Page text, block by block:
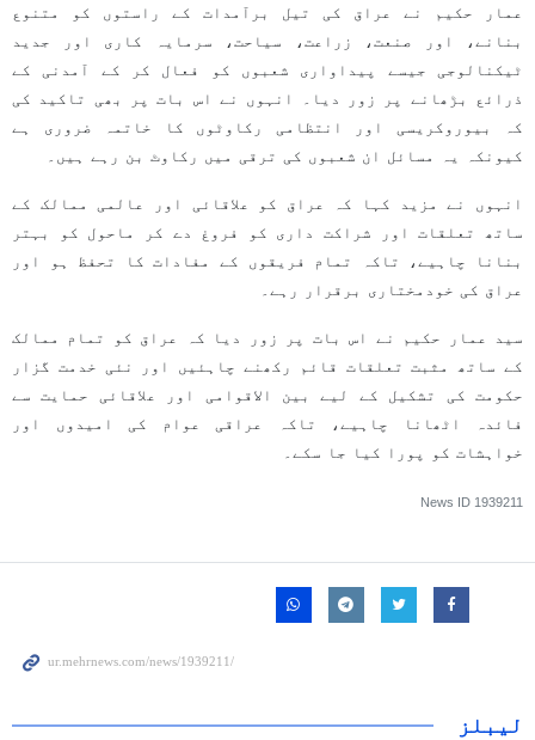
عمار حکیم نے عراق کی تیل برآمدات کے راستوں کو متنوع
بنانے، اور صنعت، زراعت، سیاحت، سرمایہ کاری اور جدید
ٹیکنالوجی جیسے پیداواری شعبوں کو فعال کر کے آمدنی کے
ذرائع بڑھانے پر زور دیا۔ انہوں نے اس بات پر بھی تاکید کی
کہ بیوروکریسی اور انتظامی رکاوٹوں کا خاتمہ ضروری ہے
کیونکہ یہ مسائل ان شعبوں کی ترقی میں رکاوٹ بن رہے ہیں۔
انہوں نے مزید کہا کہ عراق کو علاقائی اور عالمی ممالک کے
ساتھ تعلقات اور شراکت داری کو فروغ دے کر ماحول کو بہتر
بنانا چاہیے، تاکہ تمام فریقوں کے مفادات کا تحفظ ہو اور
عراق کی خودمختاری برقرار رہے۔
سید عمار حکیم نے اس بات پر زور دیا کہ عراق کو تمام ممالک
کے ساتھ مثبت تعلقات قائم رکھنے چاہئیں اور نئی خدمت گزار
حکومت کی تشکیل کے لیے بین الاقوامی اور علاقائی حمایت سے
فائدہ اٹھانا چاہیے، تاکہ عراقی عوام کی امیدوں اور
خواہشات کو پورا کیا جا سکے۔
News ID 1939211
لیبلز